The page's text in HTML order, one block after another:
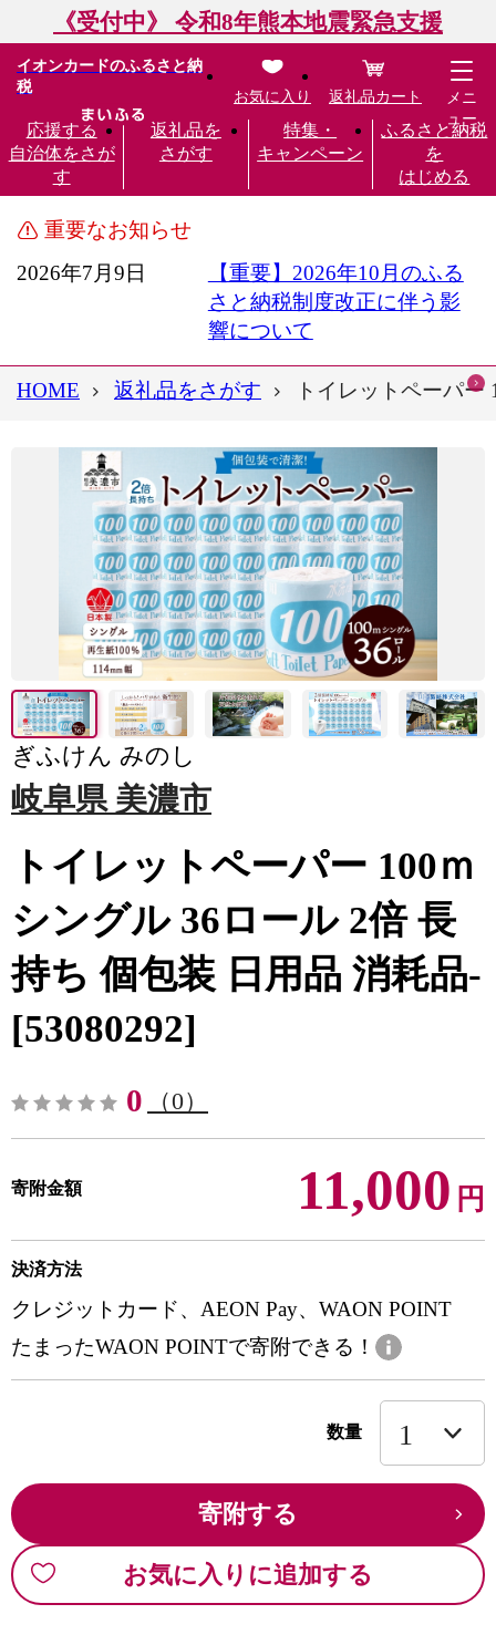
《受付中》 令和8年熊本地震緊急支援
イオンカードのふるさと納
税
応援する
自治体をさが
す
返礼品を
さがす
特集・
キャンペーン
ふるさと納税
を
はじめる
お気に入り 返礼品カート
メニ
ュー
重要なお知らせ
2026年7月9日
【重要】2026年10月のふる
さと納税制度改正に伴う影
響について
HOME 返礼品をさがす トイレットペーパ
ぎふけん みのし
岐阜県 美濃市
トイレットペーパー 100ｍ
シングル 36ロール 2倍 長
持ち 個包装 日用品 消耗品-
[53080292]
0 （0）
寄附金額 11,000 円
決済方法
クレジットカード、AEON Pay、WAON POINT
たまったWAON POINTで寄附できる！
数量
寄附する
お気に入りに追加する